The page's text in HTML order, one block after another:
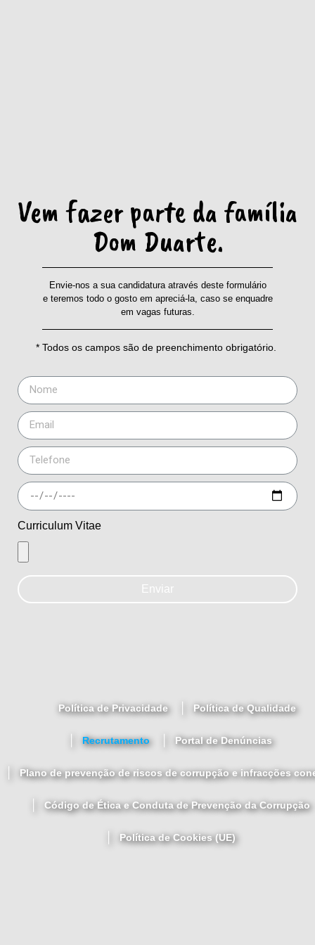
Vem fazer parte da família
Dom Duarte.
Envie-nos a sua candidatura através deste formulário
e teremos todo o gosto em apreciá-la, caso se enquadre
em vagas futuras.
* Todos os campos são de preenchimento obrigatório.
Curriculum Vitae
Enviar
Política de Privacidade Política de Qualidade
Recrutamento Portal de Denúncias
Plano de prevenção de riscos de corrupção e infracções
Código de Ética e Conduta de Prevenção da Corrupção
Política de Cookies (UE)